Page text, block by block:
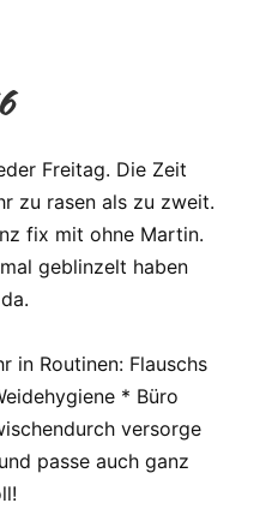
Freitag. Die Zeit
zu rasen als zu zweit.
fix mit ohne Martin.
geblinzelt haben
in Routinen: Flauschs
* Büro
versorge
passe auch ganz